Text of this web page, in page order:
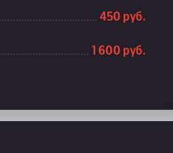
450 руб.
1 600 руб.